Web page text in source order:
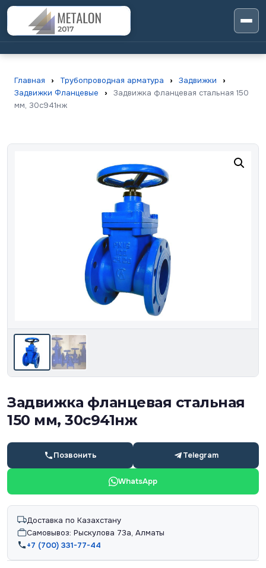
Главная › Трубопроводная арматура › Задвижки
›
Задвижки Фланцевые
›
Задвижка фланцевая стальная 150
мм, 30с941нж
Задвижка фланцевая стальная
150 мм, 30с941нж
Позвонить Telegram
WhatsApp
Доставка по Казахстану
Самовывоз: Рыскулова 73а, Алматы
+7 (700) 331-77-44